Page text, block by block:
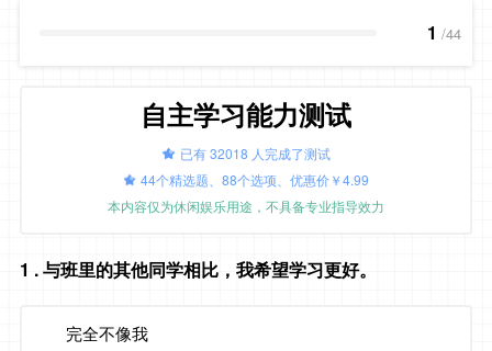
1/44
自主学习能力测试
已有 32018 人完成了测试
44个精选题、88个选项、优惠价￥4.99
本内容仅为休闲娱乐用途，不具备专业指导效力
1 . 与班里的其他同学相比，我希望学习更好。
完全不像我